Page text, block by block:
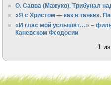
О. Савва (Мажуко). Трибунал
«Я с Христом — как в танке».
«И глас мой услышат…» –
Каневском Феодосии
1